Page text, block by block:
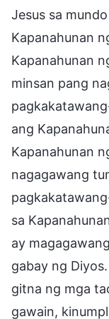
Jesus sa
Kapanahunan
Kapanahunan
minsan pang
ang
Kapanahunan
nagagawang
sa
ay
gabay ng
gitna ng mga
gawain,